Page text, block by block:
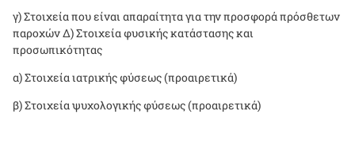
γ) Στοιχεία που είναι απαραίτητα για την προσφορά πρόσθετων
παροχών Δ) Στοιχεία φυσικής κατάστασης και
προσωπικότητας
α) Στοιχεία ιατρικής φύσεως (προαιρετικά)
β) Στοιχεία ψυχολογικής φύσεως (προαιρετικά)